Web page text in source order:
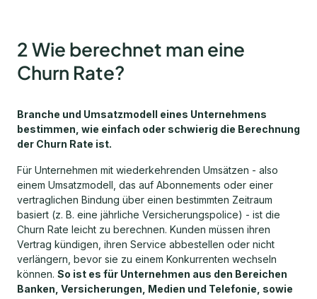
2 Wie berechnet man eine
Churn Rate?
Branche und Umsatzmodell eines Unternehmens
bestimmen, wie einfach oder schwierig die Berechnung
der Churn Rate ist.
Für Unternehmen mit wiederkehrenden Umsätzen - also
einem Umsatzmodell, das auf Abonnements oder einer
vertraglichen Bindung über einen bestimmten Zeitraum
basiert (z. B. eine jährliche Versicherungspolice) - ist die
Churn Rate leicht zu berechnen. Kunden müssen ihren
Vertrag kündigen, ihren Service abbestellen oder nicht
verlängern, bevor sie zu einem Konkurrenten wechseln
können. So ist es für Unternehmen aus den Bereichen
Banken, Versicherungen, Medien und Telefonie, sowie